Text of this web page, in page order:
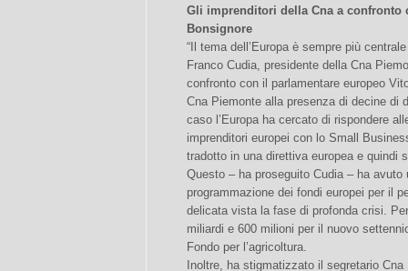
Gli imprenditori della Cna a confronto
Bonsignore
“Il tema dell’Europa è sempre più
Franco Cudia, presidente della Cna
confronto con il parlamentare europeo
Cna Piemonte alla presenza di decine di
caso l’Europa ha cercato di rispondere
imprenditori europei con lo Small
tradotto in una direttiva europea e quindi
Questo – ha proseguito Cudia – ha
programmazione dei fondi europei per il
delicata vista la fase di profonda crisi.
miliardi e 600 milioni per il nuovo
Fondo per l’agricoltura.
Inoltre, ha stigmatizzato il segretario